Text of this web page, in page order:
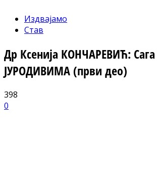
Издвајамо
Став
Др Ксенија КОНЧАРЕВИЋ:
ЈУРОДИВИМА (први део)
398
0